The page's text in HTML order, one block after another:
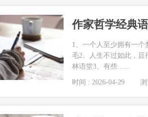
作家哲学经典
1、一个人至少拥有一
毛2、人生不过如此，
林语堂3、有些…...
时间 : 2026-04-29